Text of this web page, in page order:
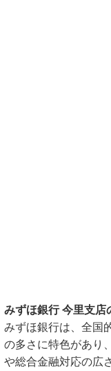
みずほ銀行 今里支店
みずほ銀行は、全国
の多さに特色があり
や総合金融対応の広